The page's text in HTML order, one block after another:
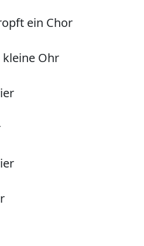
ein Chor
kleine Ohr